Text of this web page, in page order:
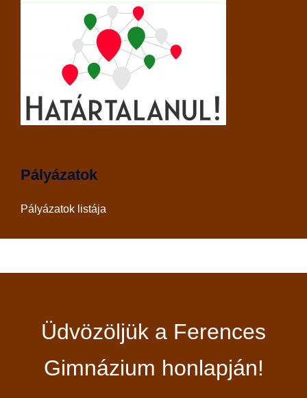
Pályázatok
Pályázatok listája
Üdvözöljük a Ferences
Gimnázium honlapján!